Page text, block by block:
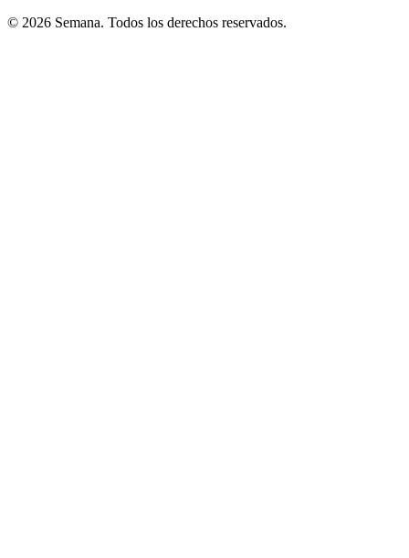
© 2026 Semana. Todos los derechos reservados.